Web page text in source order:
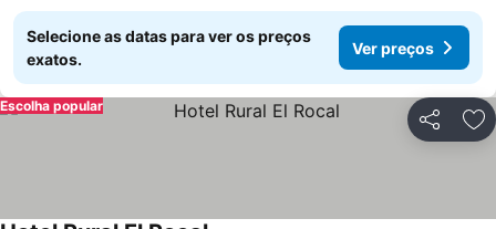
Selecione as datas para ver os preços
exatos.
Ver preços
Partilhar
Escolha popular